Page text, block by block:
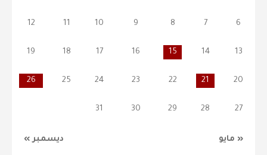
« مايو ديسمبر »
6
7
8
9
10
11
12
13
14
15
16
17
18
19
20
21
22
23
24
25
26
27
28
29
30
31